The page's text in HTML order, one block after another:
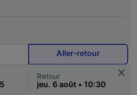
Aller-retour
Retour